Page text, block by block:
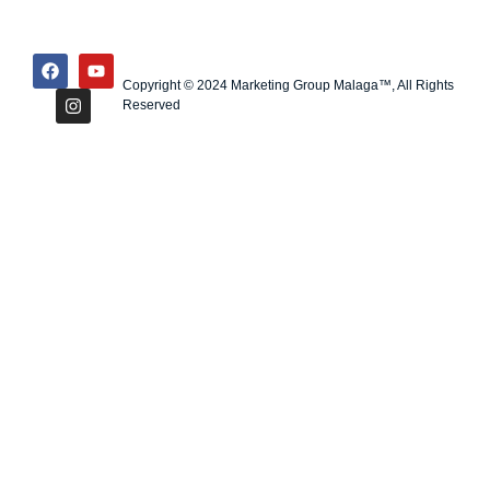
Copyright © 2024 Marketing Group Malaga™, All Rights
Reserved